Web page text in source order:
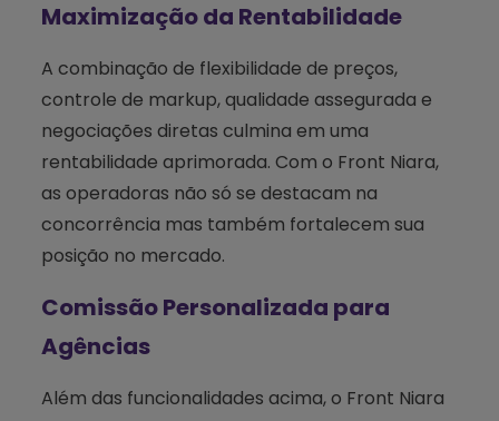
Maximização da Rentabilidade
A combinação de flexibilidade de preços,
controle de markup, qualidade assegurada e
negociações diretas culmina em uma
rentabilidade aprimorada. Com o Front Niara,
as operadoras não só se destacam na
concorrência mas também fortalecem sua
posição no mercado.
Comissão Personalizada para
Agências
Além das funcionalidades acima, o Front Niara